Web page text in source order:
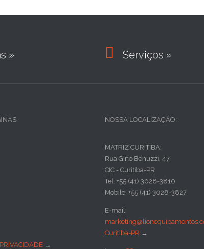
»  Serviços »
→
NOSSA LOCALIZAÇÃO:
MATRIZ CURITIBA:
Rua Gino Benuzzi, 47
CIC - Curitiba-PR
Tel: +55 (41) 3028-3810
Mobile: +55 (41) 3028-3827
E-mail:
Curitiba-PR →